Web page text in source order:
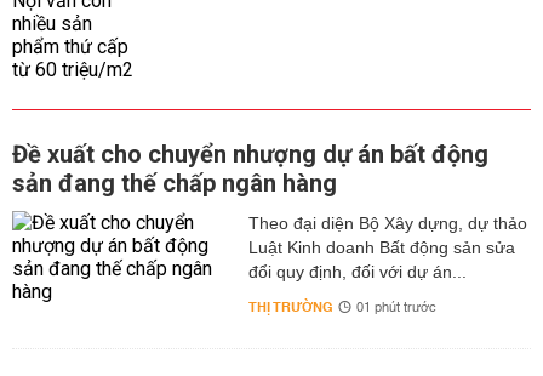
Đề xuất cho chuyển nhượng dự án bất động
sản đang thế chấp ngân hàng
Theo đại diện Bộ Xây dựng, dự thảo
Luật Kinh doanh Bất động sản sửa
đổi quy định, đối với dự án...
THỊ TRƯỜNG 01 phút trước